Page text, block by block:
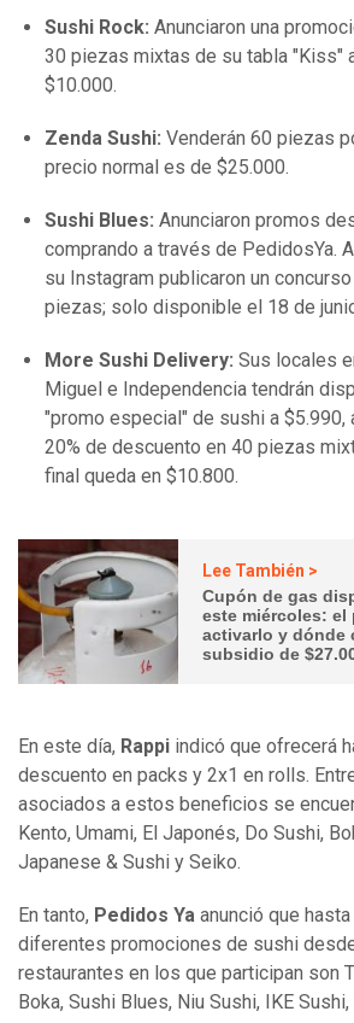
Sushi Rock: Anunciaron una
30 piezas mixtas de su tabla "Kiss"
$10.000.
Zenda Sushi: Venderán 60 piezas
precio normal es de $25.000.
Sushi Blues: Anunciaron promos
comprando a través de PedidosYa.
su Instagram publicaron un
piezas; solo disponible el 18 de
More Sushi Delivery: Sus locales
Miguel e Independencia tendrán
"promo especial" de sushi a $5.990,
20% de descuento en 40 piezas
final queda en $10.800.
Lee También >
Cupón de gas
este miércoles: el
activarlo y dónde
subsidio de
En este día, Rappi indicó que ofrecerá
descuento en packs y 2x1 en rolls.
asociados a estos beneficios se
Kento, Umami, El Japonés, Do Sushi,
Japanese & Sushi y Seiko.
En tanto, Pedidos Ya anunció que hasta
diferentes promociones de sushi
restaurantes en los que participan son
Boka, Sushi Blues, Niu Sushi, IKE